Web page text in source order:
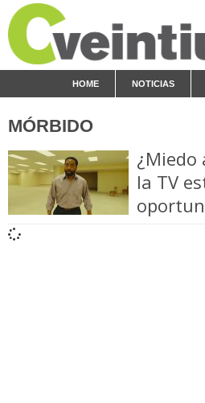
HOME NOTICIAS
MÓRBIDO
¿Miedo
la TV